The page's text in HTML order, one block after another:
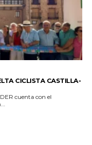
CICLISTA CASTILLA-
cuenta con el